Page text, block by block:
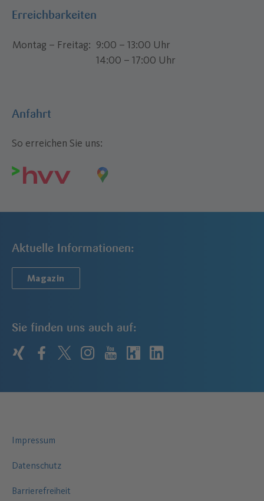
Erreichbarkeiten
Montag – Freitag
9:00 – 13:00 Uhr
14:00 – 17:00 Uhr
Anfahrt
So erreichen Sie uns:
Aktuelle Informationen:
Magazin
Sie finden uns auch auf:
xingfacebook
twitter
instagram
youtube
kununulinkedin
Impressum
Datenschutz
Barrierefreiheit